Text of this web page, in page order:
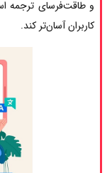
و طاقت‌فرسای ترجمه
کاربران آسان‌تر کند.